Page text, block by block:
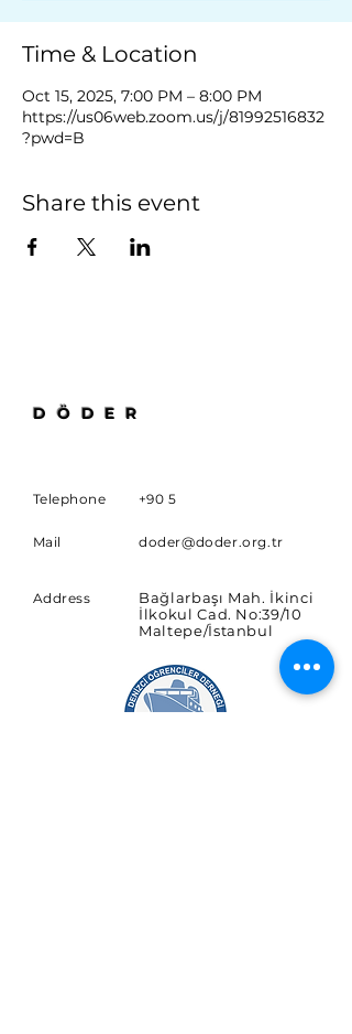
Time & Location
Oct 15, 2025, 7:00 PM – 8:00 PM
https://us06web.zoom.us/j/81992516832
?pwd=B
Share this event
DÖDER
Telephone +90 5
Mail doder@doder.org.tr
Address
Bağlarbaşı Mah. İkinci
İlkokul Cad. No:39/10
Maltepe/İstanbul